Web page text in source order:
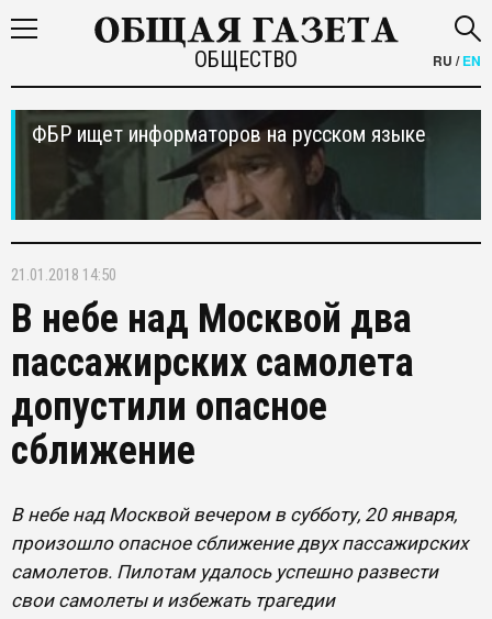
ОБЩЕСТВО RU /EN
ФБР ищет информаторов на русском языке
21.01.2018 14:50
В небе над Москвой два
пассажирских самолета
допустили опасное
сближение
В небе над Москвой вечером в субботу, 20 января,
произошло опасное сближение двух пассажирских
самолетов. Пилотам удалось успешно развести
свои самолеты и избежать трагедии